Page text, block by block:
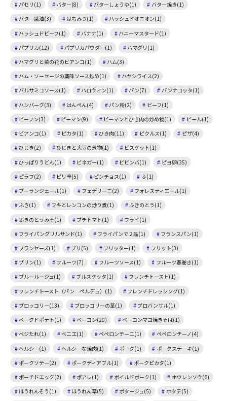
パセリ(1)
バター(8) バターしょうゆ(1)
バター焼き(1)
バター醤油(3)
はちみつ(1)
ハッシュドオニオン(1)
ハッシュドビーフ(1)
バナナ(1)
ハニーマスタード(1)
パプリカ(12)
パプリカパウダー(1)
ハマグリ(1)
ハマグリと菜の花のビアンコ(1)
ハム(3)
ハム・ソーセージの薬味ソース炒め(1)
ハヤシライス(2)
バルサミコソース(1)
ハロウィン(1) パン(7)
パンナコッタ(1)
ハンバーグ(3)
はんぺん(4) パン粉(2)
ビーフ(1)
ビーフン(3)
ピーマン(9) ピーマンとひき肉の炒め物(1)
ビール(1)
ビアンコ(1)
ピカタ(1) ひき肉(11) ピクルス(1)
ピザ(4)
ひじき(2)
ひじきと大豆の煮物(1)
ビスケット(1)
ひっぱりうどん(1)
ビネガー(1) ビビンバ(1)
ピヨ卵(35)
ピラフ(2)
ピリ辛(5) ピンチョス(1)
ふ(1)
ブーランジェール(1)
フェデリーニ(2)
フォレスティエール(1)
ふき(1)
フキとレンコンの炒り煮(1)
ふきのとう(1)
ふきのとうみそ(1)
プチトマト(1)
フライ(1)
フライパングリルサンド(1)
フライパンで２品(1)
フランスパン(1)
フランセーズ(1)
ブリ(5) フリッター(1)
フリット(3)
プリン(1)
フルーツ(7) フルーツソース(1)
フルーツ春巻き(1)
ブルールージュ(1)
ブルスケッタ(1)
フレンチトースト(1)
フレンチトースト（パン ペルデュ）(1)
フレンチドレッシング(1)
ブロッコリー(13)
ブロッコリーの茎(1)
プロバンサル(1)
ベークドポテト(1)
ベーコン(20)
ベーコンマヨ焼きそば(1)
ベジたれ(1)
ベニエ(1) ペペロンチーニ(1)
ペペロンチーノ(4)
ヘルシー(1)
ヘルシーな焼肉(1) ポーク(1)
ポークステーキ(1)
ポークソテー(2)
ポークディアブル(1)
ポークピカタ(1)
ポーチドエッグ(2)
ポアレ(1) ボイルドポーク(1)
ホウレンソウ(6)
ほうれんそう(1)
ほうれん草(5) ポタージュ(5)
ホタテ(5)